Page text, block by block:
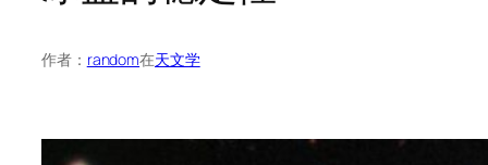
作者： random在天文学